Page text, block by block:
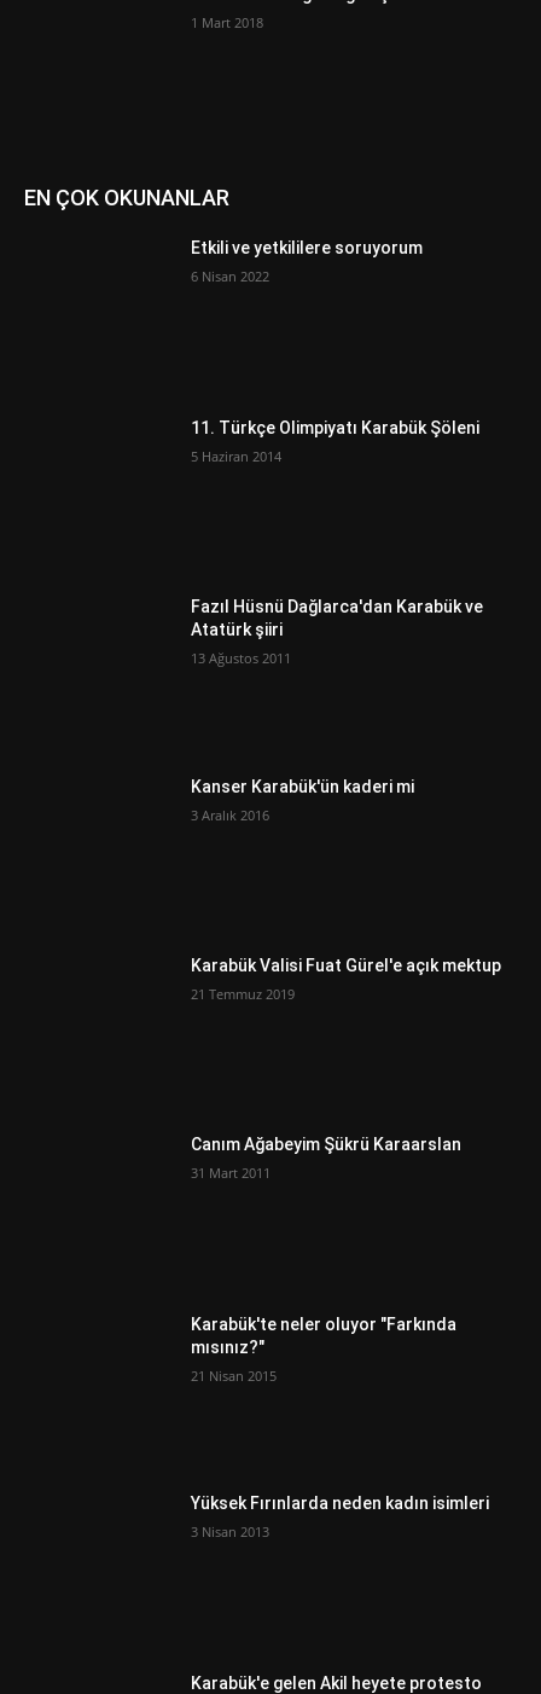
1 Mart 2018
EN ÇOK OKUNANLAR
Etkili ve yetkililere soruyorum
6 Nisan 2022
11. Türkçe Olimpiyatı Karabük Şöleni
5 Haziran 2014
Fazıl Hüsnü Dağlarca'dan Karabük ve
Atatürk şiiri
13 Ağustos 2011
Kanser Karabük'ün kaderi mi
3 Aralık 2016
Karabük Valisi Fuat Gürel'e açık mektup
21 Temmuz 2019
Canım Ağabeyim Şükrü Karaarslan
31 Mart 2011
Karabük'te neler oluyor "Farkında
mısınız?"
21 Nisan 2015
Yüksek Fırınlarda neden kadın isimleri
3 Nisan 2013
Karabük'e gelen Akil heyete protesto